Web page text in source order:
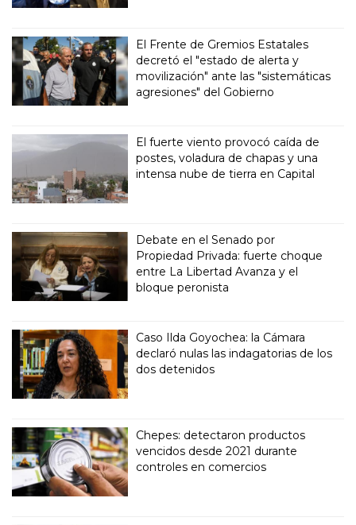
El Frente de Gremios Estatales
decretó el "estado de alerta y
movilización" ante las "sistemáticas
agresiones" del Gobierno
El fuerte viento provocó caída de
postes, voladura de chapas y una
intensa nube de tierra en Capital
Debate en el Senado por
Propiedad Privada: fuerte choque
entre La Libertad Avanza y el
bloque peronista
Caso Ilda Goyochea: la Cámara
declaró nulas las indagatorias de los
dos detenidos
Chepes: detectaron productos
vencidos desde 2021 durante
controles en comercios